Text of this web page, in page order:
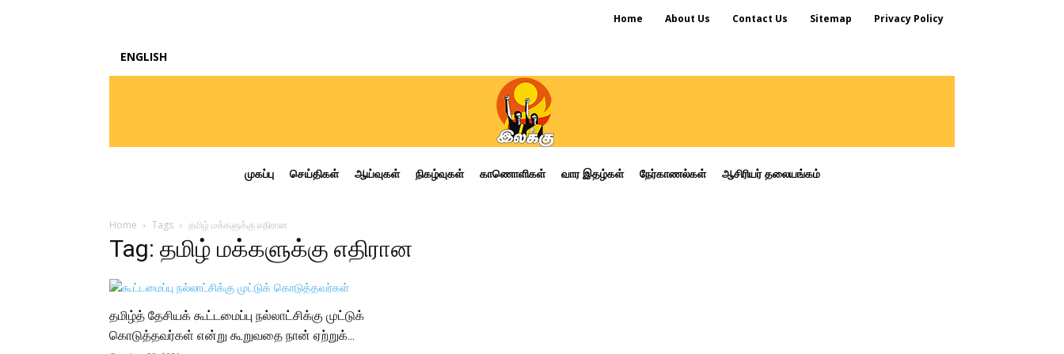
Home About Us Contact Us Sitemap Privacy Policy
ENGLISH
முகப்பு செய்திகள் ஆய்வுகள் நிகழ்வுகள் காணொளிகள் வார இதழ்கள் நேர்காணல்கள் ஆசிரியர் தலையங்கம்
Home Tags தமிழ் மக்களுக்கு எதிரான
Tag: தமிழ் மக்களுக்கு எதிரான
தமிழ்த் தேசியக் கூட்டமைப்பு நல்லாட்சிக்கு முட்டுக்
கொடுத்தவர்கள் என்று கூறுவதை நான் ஏற்றுக்...